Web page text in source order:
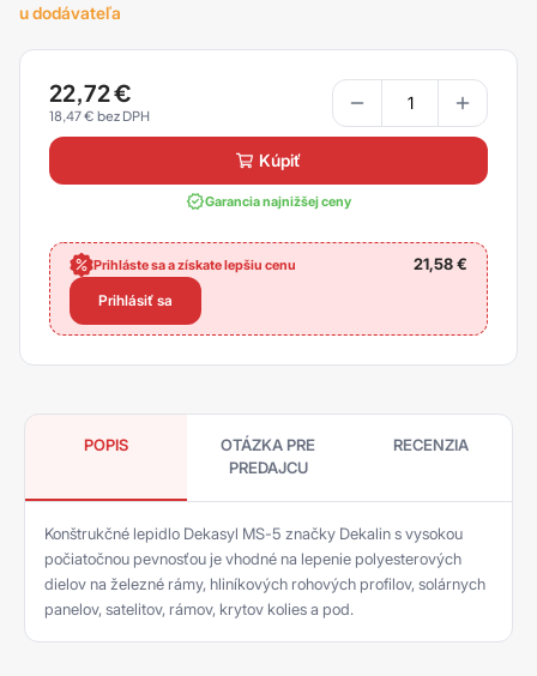
u dodávateľa
22,72€
18,47€
kúpiť
Garancia najnižšej ceny
Prihláste sa a získate lepšiu cenu 21,58€
Prihlásiť sa
POPIS
OTÁZKA PRE
PREDAJCU
RECENZIA
Konštrukčné lepidlo Dekasyl MS-5 značky Dekalin s vysokou
počiatočnou pevnosťou je vhodné na lepenie polyesterových
dielov na železné rámy, hliníkových rohových profilov, solárnych
panelov, satelitov, rámov, krytov kolies a pod.